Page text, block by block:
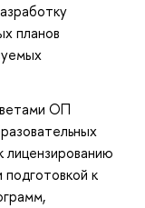
планов
ОП
лицензированию
к